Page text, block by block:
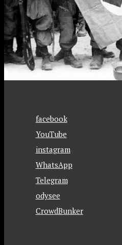
facebook
YouTube
instagram
WhatsApp
Telegram
odysee
CrowdBunker